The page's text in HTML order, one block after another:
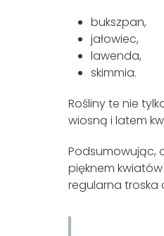
bukszpan,
jałowiec,
lawenda,
skimmia.
Rośliny te nie
wiosną i latem
Podsumowując,
pięknem
regularna troska